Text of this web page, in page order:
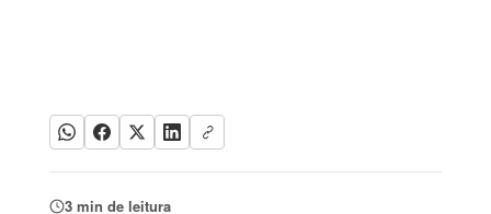
3 min de leitura